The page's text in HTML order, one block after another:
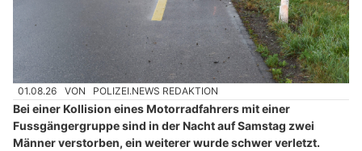
01.08.26 VON POLIZEI.NEWS REDAKTION
Bei einer Kollision eines Motorradfahrers mit einer
Fussgängergruppe sind in der Nacht auf Samstag zwei
Männer verstorben, ein weiterer wurde schwer verletzt.